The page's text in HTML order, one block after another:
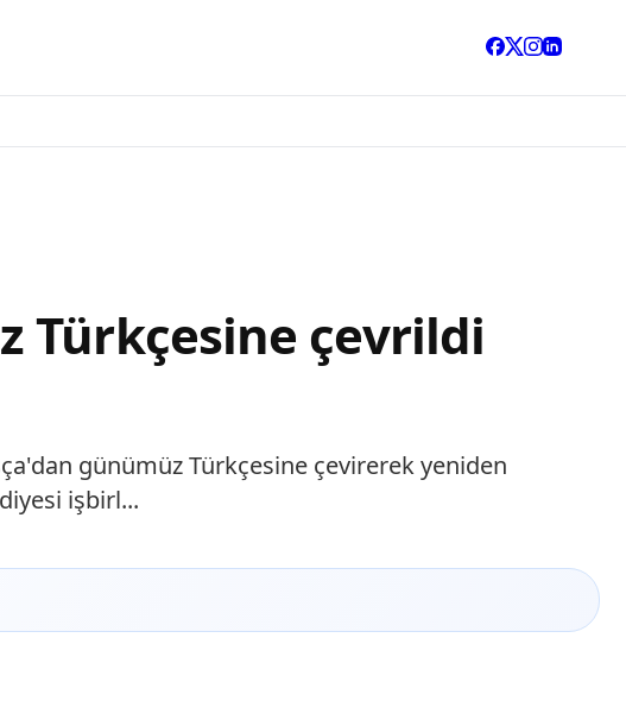
Türkçesine çevrildi
günümüz Türkçesine çevirerek yeniden
işbirl...